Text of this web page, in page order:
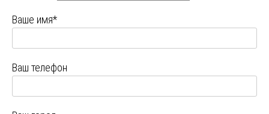
Ваше имя*
Ваш телефон